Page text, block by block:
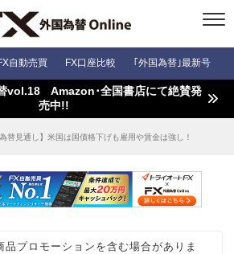
自動売買 FX口座比較 ｢外国為替｣最新号
vol.18 Amazon･全国書店にて絶賛発
売中!!
為替見通し】米国は国債格下げも雇用や賃金は強し！
品プロモーションを含む場合がありま